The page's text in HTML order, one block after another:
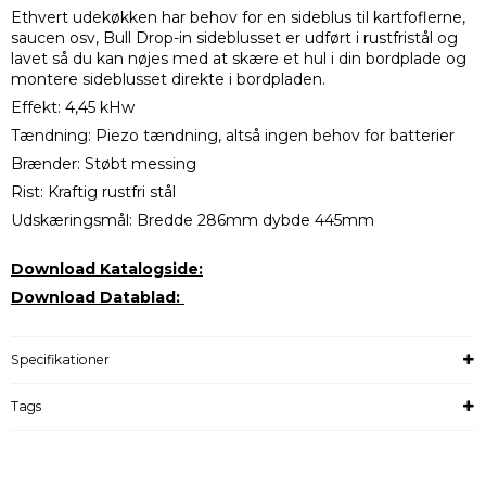
Ethvert udekøkken har behov for en sideblus til kartfoflerne,
saucen osv, Bull Drop-in sideblusset er udført i rustfristål og
lavet så du kan nøjes med at skære et hul i din bordplade og
montere sideblusset direkte i bordpladen.
Effekt: 4,45 kHw
Tændning: Piezo tændning, altså ingen behov for batterier
Brænder: Støbt messing
Rist: Kraftig rustfri stål
Udskæringsmål: Bredde 286mm dybde 445mm
Download Katalogside:
Download Datablad:
Specifikationer
Tags